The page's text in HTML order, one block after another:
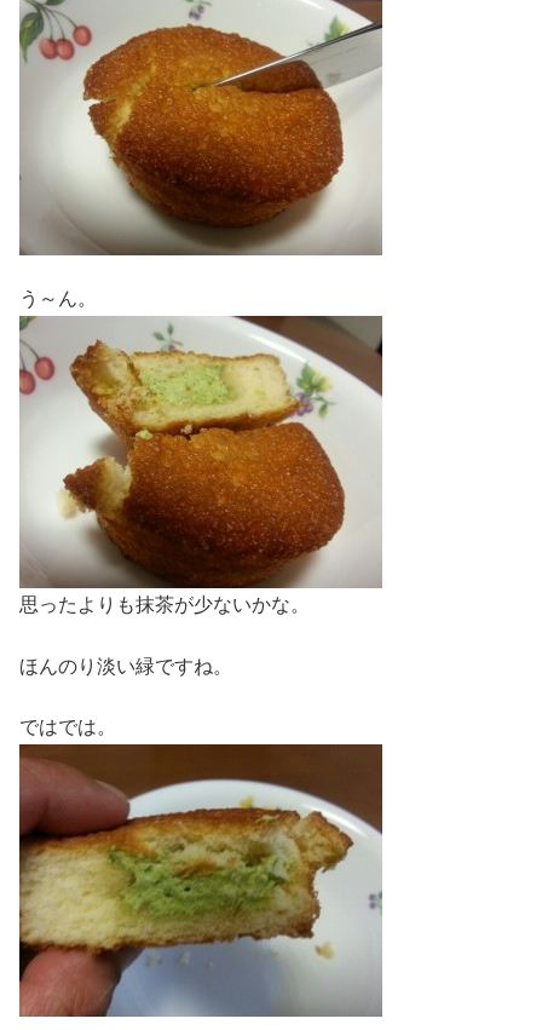
う～ん。
思ったよりも抹茶が少ないかな。
ほんのり淡い緑ですね。
ではでは。